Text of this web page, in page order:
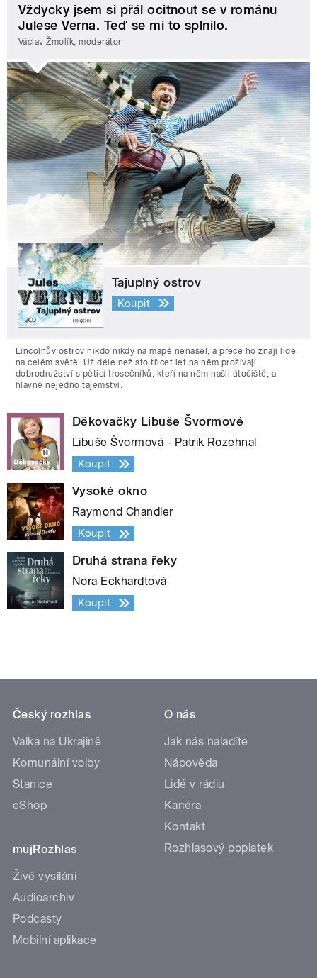
Vždycky jsem si přál ocitnout se v románu
Julese Verna. Teď se mi to splnilo.
Václav Žmolík, moderátor
Tajuplný ostrov
Koupit
Lincolnův ostrov nikdo nikdy na mapě nenašel, a přece ho znají lidé
na celém světě. Už déle než sto třicet let na něm prožívají
dobrodružství s pěticí trosečníků, kteří na něm našli útočiště, a
hlavně nejedno tajemství.
Děkovačky Libuše Švormové
Libuše Švormová - Patrik Rozehnal
Koupit
Vysoké okno
Raymond Chandler
Koupit
Druhá strana řeky
Nora Eckhardtová
Koupit
Český rozhlas
Válka na Ukrajině
Komunální volby
Stanice
eShop
mujRozhlas
Živé vysílání
Audioarchiv
Podcasty
Mobilní aplikace
O nás
Jak nás naladíte
Nápověda
Lidé v rádiu
Kariéra
Kontakt
Rozhlasový poplatek